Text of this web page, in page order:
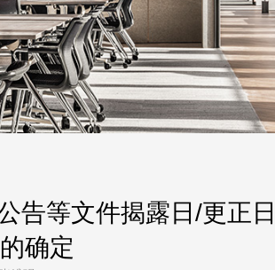
告等文件揭露日/更正
确定